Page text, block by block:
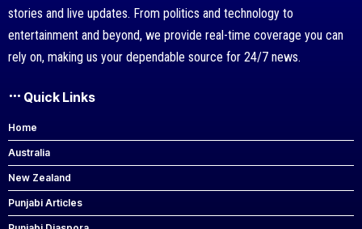
stories and live updates. From politics and technology to
entertainment and beyond, we provide real-time coverage you can
rely on, making us your dependable source for 24/7 news.
Quick Links
Home
Australia
New Zealand
Punjabi Articles